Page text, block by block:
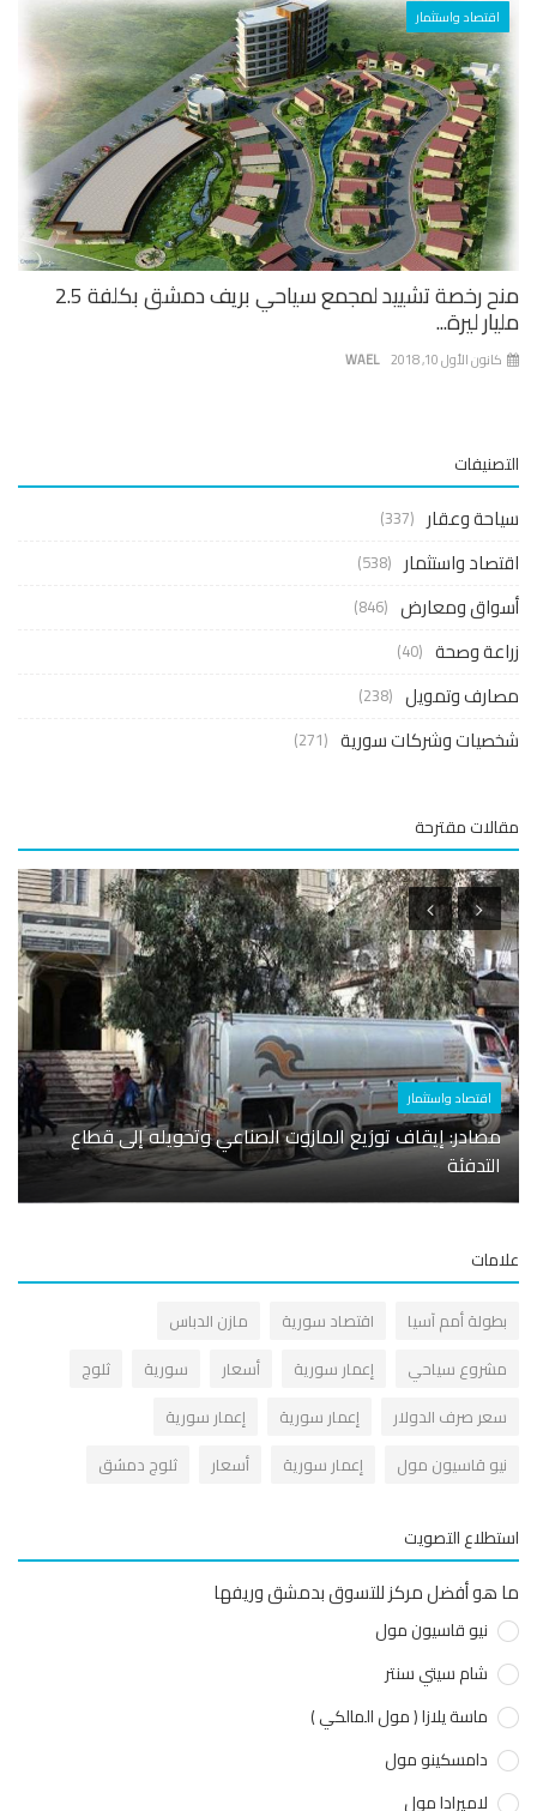
اقتصاد واستثمار
منح رخصة تشييد لمجمع سياحي بريف دمشق بكلفة 2.5
ليرة...
WAEL الأول 10, 2018
وعقار (337)
واستثمار (538)
ومعارض (846)
وصحة (40)
وتمويل (238)
وشركات سورية (271)
مقترحة
اقتصاد واستثمار
مصادر: إيقاف توزيع المازوت الصناعي وتحويله إلى قطاع
التدفئة
أمم آسيا اقتصاد سورية
مازن الدباس
سياحي
إعمار سورية أسعار سورية
ثلوج
صرف الدولار
إعمار سورية
إعمار سورية
قاسيون مول
إعمار سورية أسعار ثلوج دمشق
التصويت
أفضل مركز للتسوق بدمشق وريفها
نيو قاسيون مول
شام سيتي سنتر
ماسة يلازا ( مول المالكي )
دامسكينو مول
لاميرادا مول